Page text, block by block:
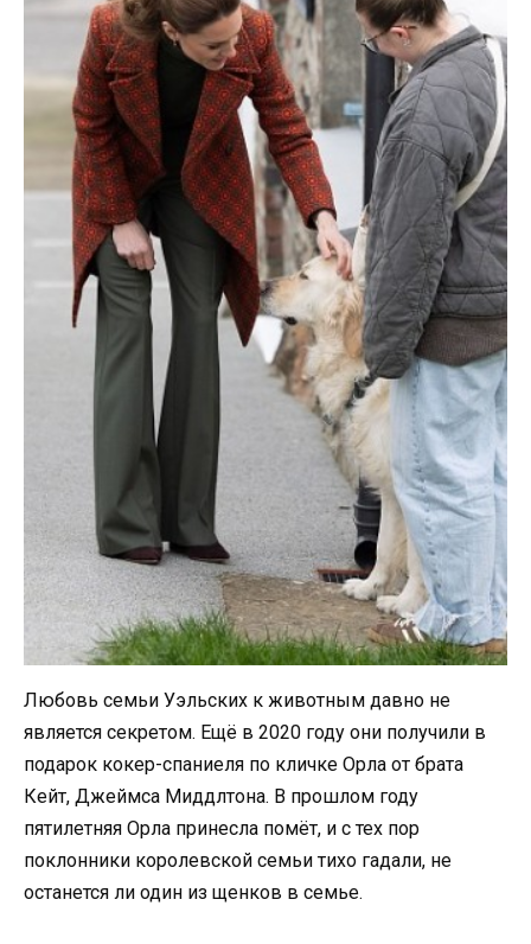
Любовь семьи Уэльских к животным давно не
является секретом. Ещё в 2020 году они получили в
подарок кокер-спаниеля по кличке Орла от брата
Кейт, Джеймса Миддлтона. В прошлом году
пятилетняя Орла принесла помёт, и с тех пор
поклонники королевской семьи тихо гадали, не
останется ли один из щенков в семье.